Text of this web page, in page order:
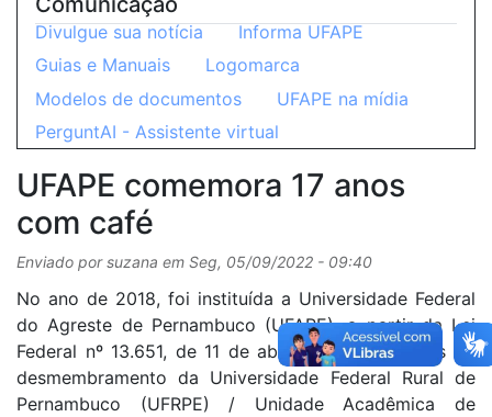
UFAPE comemora 17 anos
com café
Enviado porsuzana em Seg, 05/09/2022 - 09:40
No ano de 2018, foi instituída a Universidade Federal
do Agreste de Pernambuco (UFAPE), a partir da Lei
Federal nº 13.651, de 11 de abril de 2018, através do
desmembramento da Universidade Federal Rural de
Pernambuco (UFRPE) / Unidade Acadêmica de
Divulgue sua notícia
Informa UFAPE
Guias e Manuais
Logomarca
Modelos de documentos
UFAPE na mídia
PerguntAI - Assistente virtual